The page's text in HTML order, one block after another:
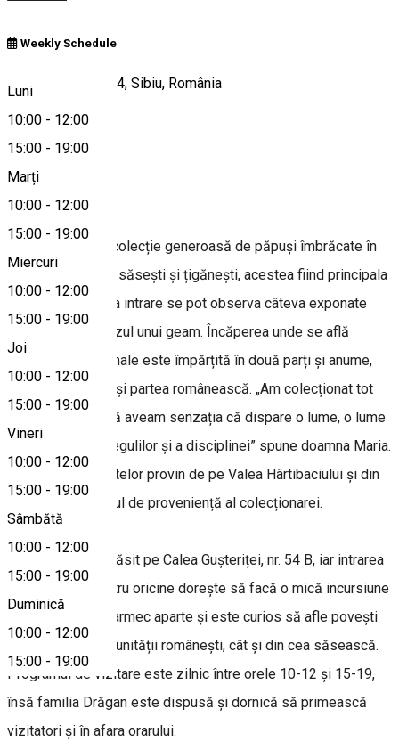
Weekly Schedule
Luni
10:00 - 12:00
15:00 - 19:00
Marți
10:00 - 12:00
15:00 - 19:00
Miercuri
10:00 - 12:00
15:00 - 19:00
Joi
10:00 - 12:00
15:00 - 19:00
Vineri
10:00 - 12:00
15:00 - 19:00
Sâmbătă
10:00 - 12:00
15:00 - 19:00
Duminică
10:00 - 12:00
15:00 - 19:00
Calea Gușteriței 54, Sibiu, România
Hartă
Despre
Muzeul deține o colecție generoasă de păpuși îmbrăcate în
porturi românești, săsești și țigănești, acestea fiind principala
atracție. Încă de la intrare se pot observa câteva exponate
așezate pe pervazul unui geam. Încăperea unde se află
obiectele tradiționale este împărțită în două parți și anume,
partea săsească și partea românească. „Am colecționat tot
mai mult pentru că aveam senzația că dispare o lume, o lume
veche, o lume a regulilor și a disciplinei” spune doamna Maria.
Majoritatea obiectelor provin de pe Valea Hârtibaciului și din
satul Săsăuș, satul de proveniență al colecționarei.
Muzeul poate fi găsit pe Calea Gușteriței, nr. 54 B, iar intrarea
este gratuită pentru oricine dorește să facă o mică incursiune
în vremuri cu un farmec aparte și este curios să afle povești
atât din viața comunității românești, cât și din cea săsească.
Programul de vizitare este zilnic între orele 10-12 și 15-19,
însă familia Drăgan este dispusă și dornică să primească
vizitatori și în afara orarului.